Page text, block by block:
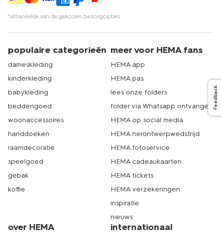
Feedback
*afhankelijk van de gekozen bezorgopties
populaire categorieën
dameskleding
kinderkleding
babykleding
beddengoed
woonaccessoires
handdoeken
raamdecoratie
speelgoed
gebak
koffie
meer voor HEMA fans
HEMA app
HEMA pas
lees onze folders
folder via Whatsapp ontvangen
HEMA op social media
HEMA herontwerpwedstrijd
HEMA fotoservice
HEMA cadeaukaarten
HEMA tickets
HEMA verzekeringen
inspiratie
nieuws
over HEMA internationaal